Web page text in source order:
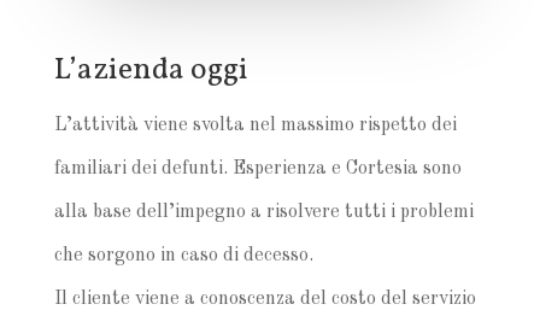
L’azienda oggi
L’attività viene svolta nel massimo rispetto dei
familiari dei defunti. Esperienza e Cortesia sono
alla base dell’impegno a risolvere tutti i problemi
che sorgono in caso di decesso.
Il cliente viene a conoscenza del costo del servizio